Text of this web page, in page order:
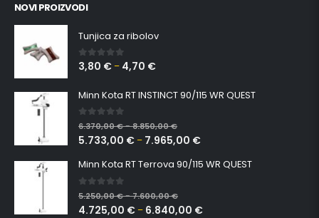
NOVI PROIZVODI
Tunjica za ribolov
0 out of 5
3,80 € – 4,70 €
Minn Kota RT INSTINCT 90/115 WR QUEST
0 out of 5
6.370,00€–8.850,00€
5.733,00 € – 7.965,00 €
Minn Kota RT Terrova 90/115 WR QUEST
0 out of 5
5.250,00€–7.600,00€
4.725,00 € – 6.840,00 €